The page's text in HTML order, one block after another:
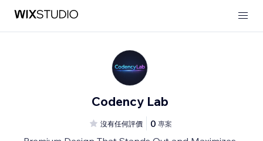
Codency Lab
沒有任何評價 0 專案